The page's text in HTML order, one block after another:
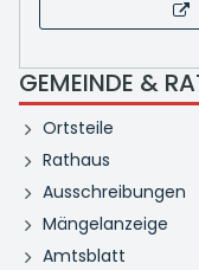
GEMEINDE &
Ortsteile
Rathaus
Ausschreibungen
Mängelanzeige
Amtsblatt